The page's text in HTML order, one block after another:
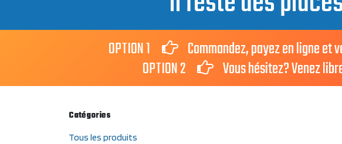
OPTION 1
Commandez, payez en ligne et
OPTION 2
Vous hésitez? Venez
Catégories
Tous les produits